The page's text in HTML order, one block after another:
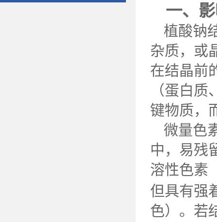
一、
植酸钠
杂质，或
在结晶前
（蛋白
键物质，
微量色
中，易残
溶性色素
但具有强
色）。若